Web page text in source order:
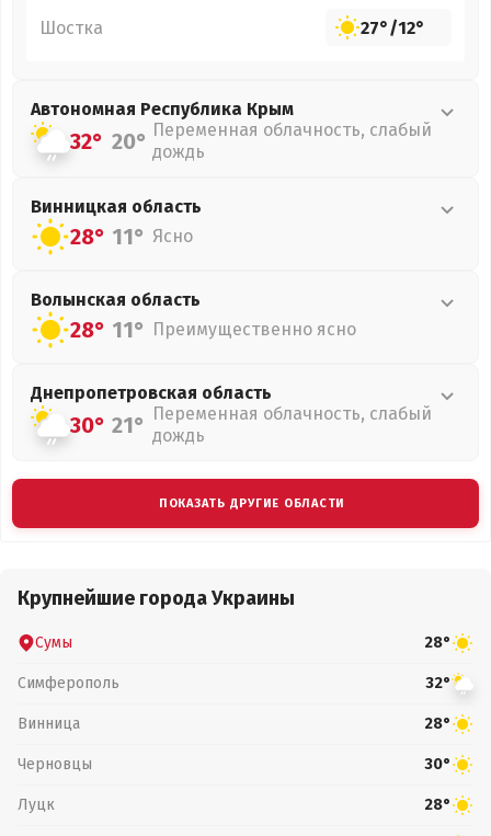
Шостка 27°/12°
Автономная Республика Крым
32° 20° Переменная облачность, слабый
дождь
Винницкая область
28° 11° Ясно
Волынская область
28° 11° Преимущественно ясно
Днепропетровская область
30° 21° Переменная облачность, слабый
дождь
ПОКАЗАТЬ ДРУГИЕ ОБЛАСТИ
Крупнейшие города Украины
Сумы 28°
Симферополь 32°
Винница 28°
Черновцы 30°
Луцк 28°